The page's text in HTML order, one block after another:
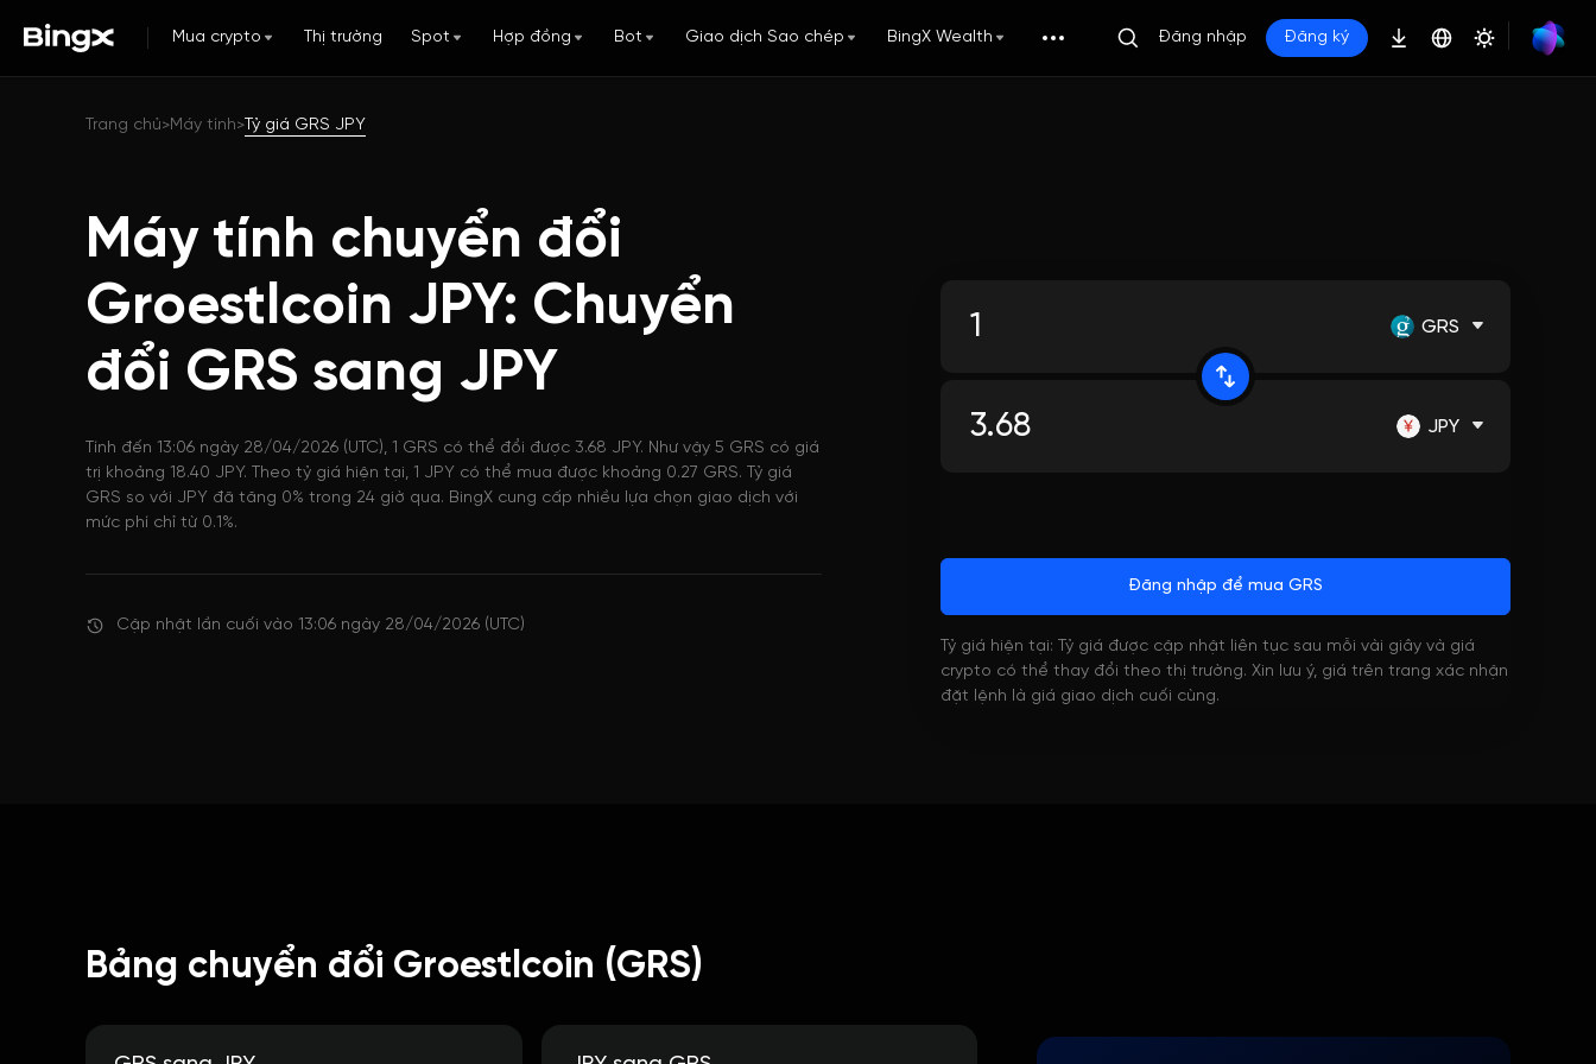
Mua crypto Thị trường Spot Hợp đồng Bot Giao dịch Sao chép BingX Wealth Đăng nhập Đăng ký
Trang chủ>Máy tính> Tỷ giá GRS JPY
Máy tính chuyển đổi
Groestlcoin JPY: Chuyển
đổi GRS sang JPY
Tính đến 13:06 ngày 28/04/2026 (UTC), 1 GRS có thể đổi được 3.68 JPY. Như vậy 5 GRS có giá
trị khoảng 18.40 JPY. Theo tỷ giá hiện tại, 1 JPY có thể mua được khoảng 0.27 GRS. Tỷ giá
GRS so với JPY đã tăng 0% trong 24 giờ qua. BingX cung cấp nhiều lựa chọn giao dịch với
mức phí chỉ từ 0.1%.
Cập nhật lần cuối vào 13:06 ngày 28/04/2026 (UTC)
GRS
JPY
Đăng nhập để mua GRS
Tỷ giá hiện tại: Tỷ giá được cập nhật liên tục sau mỗi vài giây và giá
crypto có thể thay đổi theo thị trường. Xin lưu ý, giá trên trang xác nhận
đặt lệnh là giá giao dịch cuối cùng.
Bảng chuyển đổi Groestlcoin (GRS)